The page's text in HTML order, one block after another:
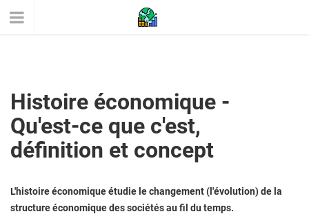
Histoire économique -
Qu'est-ce que c'est,
définition et concept
L'histoire économique étudie le changement (l'évolution) de la
structure économique des sociétés au fil du temps.